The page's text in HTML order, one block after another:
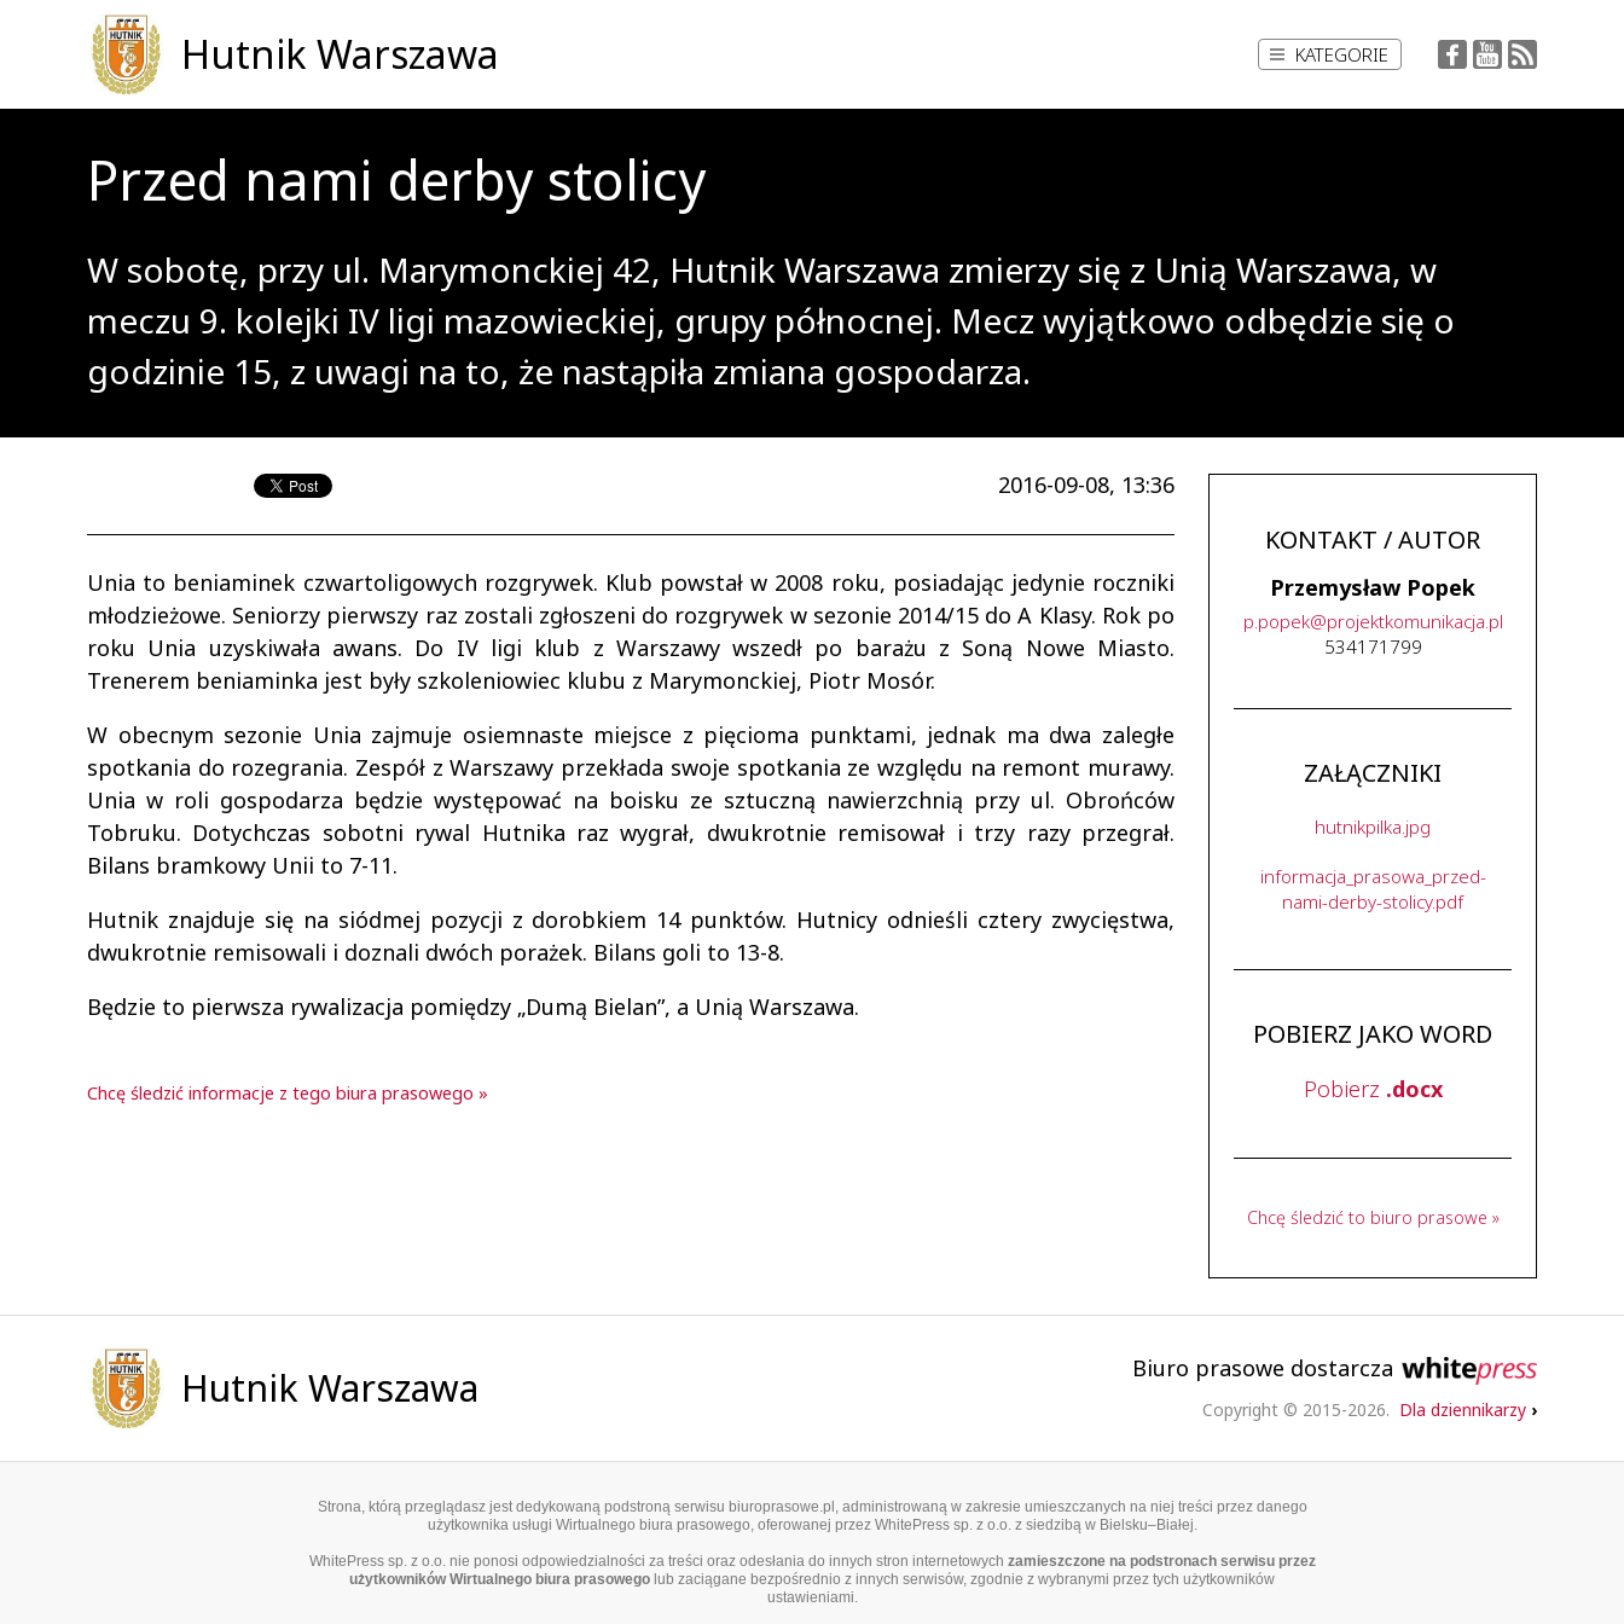
Hutnik Warszawa KATEGORIE
Przed nami derby stolicy
W sobotę, przy ul. Marymonckiej 42, Hutnik Warszawa zmierzy się z Unią Warszawa, w
meczu 9. kolejki IV ligi mazowieckiej, grupy północnej. Mecz wyjątkowo odbędzie się o
godzinie 15, z uwagi na to, że nastąpiła zmiana gospodarza.
2016-09-08, 13:36
Unia to beniaminek czwartoligowych rozgrywek. Klub powstał w 2008 roku, posiadając jedynie roczniki
młodzieżowe. Seniorzy pierwszy raz zostali zgłoszeni do rozgrywek w sezonie 2014/15 do A Klasy. Rok po
roku Unia uzyskiwała awans. Do IV ligi klub z Warszawy wszedł po barażu z Soną Nowe Miasto.
Trenerem beniaminka jest były szkoleniowiec klubu z Marymonckiej, Piotr Mosór.
W obecnym sezonie Unia zajmuje osiemnaste miejsce z pięcioma punktami, jednak ma dwa zaległe
spotkania do rozegrania. Zespół z Warszawy przekłada swoje spotkania ze względu na remont murawy.
Unia w roli gospodarza będzie występować na boisku ze sztuczną nawierzchnią przy ul. Obrońców
Tobruku. Dotychczas sobotni rywal Hutnika raz wygrał, dwukrotnie remisował i trzy razy przegrał.
Bilans bramkowy Unii to 7-11.
Hutnik znajduje się na siódmej pozycji z dorobkiem 14 punktów. Hutnicy odnieśli cztery zwycięstwa,
dwukrotnie remisowali i doznali dwóch porażek. Bilans goli to 13-8.
Będzie to pierwsza rywalizacja pomiędzy „Dumą Bielan”, a Unią Warszawa.
Chcę śledzić informacje z tego biura prasowego »
KONTAKT / AUTOR
Przemysław Popek
p.popek@projektkomunikacja.pl
534171799
ZAŁĄCZNIKI
hutnikpilka.jpg
informacja_prasowa_przed-
nami-derby-stolicy.pdf
POBIERZ JAKO WORD
Pobierz .docx
Chcę śledzić to biuro prasowe »
Hutnik Warszawa Biuro prasowe dostarcza
Copyright © 2015-2026. Dla dziennikarzy ›
Strona, którą przeglądasz jest dedykowaną podstroną serwisu biuroprasowe.pl, administrowaną w zakresie umieszczanych na niej treści przez danego
użytkownika usługi Wirtualnego biura prasowego, oferowanej przez WhitePress sp. z o.o. z siedzibą w Bielsku–Białej.
WhitePress sp. z o.o. nie ponosi odpowiedzialności za treści oraz odesłania do innych stron internetowych zamieszczone na podstronach serwisu przez
użytkowników Wirtualnego biura prasowego lub zaciągane bezpośrednio z innych serwisów, zgodnie z wybranymi przez tych użytkowników
ustawieniami.